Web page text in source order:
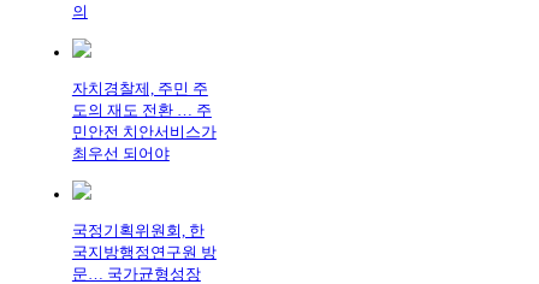
의
자치경찰제, 주민 주
도의 재도 전환 … 주
민안전 치안서비스가
최우선 되어야
국정기획위원회, 한
국지방행정연구원 방
문… 국가균형성장